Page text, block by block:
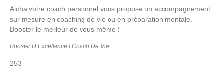
Aicha votre coach personnel vous propose un accompagnement
sur mesure en coaching de vie ou en préparation mentale.
Booster le meilleur de vous même !
Booster D Excellence I Coach De Vie
253